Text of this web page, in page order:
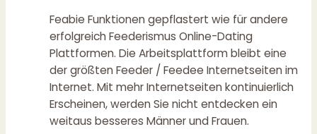
Feabie Funktionen gepflastert wie für andere
erfolgreich Feederismus Online-Dating
Plattformen. Die Arbeitsplattform bleibt eine
der größten Feeder / Feedee Internetseiten im
Internet. Mit mehr Internetseiten kontinuierlich
Erscheinen, werden Sie nicht entdecken ein
weitaus besseres Männer und Frauen.